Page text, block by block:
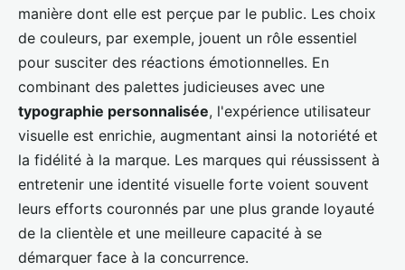
manière dont elle est perçue par le public. Les choix
de couleurs, par exemple, jouent un rôle essentiel
pour susciter des réactions émotionnelles. En
combinant des palettes judicieuses avec une
typographie personnalisée, l'expérience utilisateur
visuelle est enrichie, augmentant ainsi la notoriété et
la fidélité à la marque. Les marques qui réussissent à
entretenir une identité visuelle forte voient souvent
leurs efforts couronnés par une plus grande loyauté
de la clientèle et une meilleure capacité à se
démarquer face à la concurrence.